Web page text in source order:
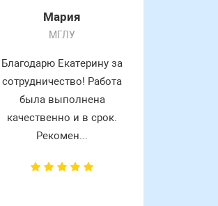
Мария
МГЛУ
Благодарю Екатерину за
сотрудничество! Работа
была выполнена
качественно и в срок.
Рекомен...